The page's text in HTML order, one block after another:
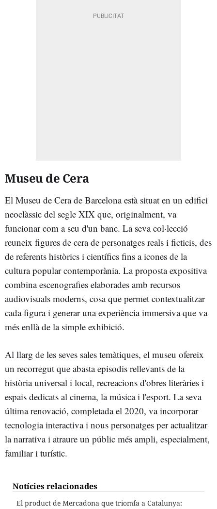
Museu de Cera
El Museu de Cera de Barcelona està situat en un edifici
neoclàssic del segle XIX que, originalment, va
funcionar com a seu d'un banc. La seva col·lecció
reuneix figures de cera de personatges reals i ficticis, des
de referents històrics i científics fins a icones de la
cultura popular contemporània. La proposta expositiva
combina escenografies elaborades amb recursos
audiovisuals moderns, cosa que permet contextualitzar
cada figura i generar una experiència immersiva que va
més enllà de la simple exhibició.
Al llarg de les seves sales temàtiques, el museu ofereix
un recorregut que abasta episodis rellevants de la
història universal i local, recreacions d'obres literàries i
espais dedicats al cinema, la música i l'esport. La seva
última renovació, completada el 2020, va incorporar
tecnologia interactiva i nous personatges per actualitzar
la narrativa i atraure un públic més ampli, especialment,
familiar i turístic.
Notícies relacionades
El product de Mercadona que triomfa a Catalunya: